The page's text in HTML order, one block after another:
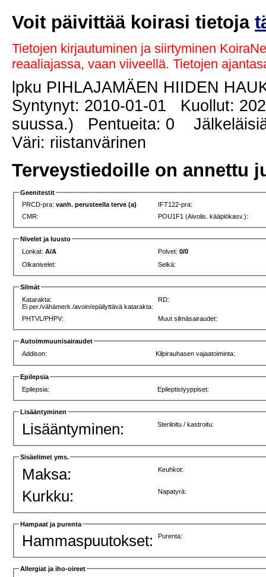
Voit päivittää koirasi tietoja
Tietojen kirjautuminen ja siirtyminen
reaaliajassa, vaan viiveellä. Tietojen
lpku PIHLAJAMÄEN HIIDEN
Syntynyt: 2010-01-01 Kuollut:
suussa.) Pentueita: 0
Väri: riistanvärinen
Terveystiedoille on annettu
Geenitestit
PRCD-pra:vanh. perusteella terve (a)
IFT122-pra:
CMR:
POU1F1 (Aivolis. kääpiökasv.):
Nivelet ja luusto
Lonkat:A/A Polvet:0/0
Olkanivelet:
Selkä:
Silmät
Katarakta:
Ei per./vähämerk./avoin/epäilyttävä katarakta:
RD:
PHTVL/PHPV: Muut silmäsairaudet:
Autoimmuunisairaudet
Addison:
Kilpirauhasen vajaatoiminta:
Epilepsia
Epilepsia:
Epileptistyyppiset:
Lisääntyminen
Lisääntyminen: Steriloitu / kastroitu:
Sisäelimet yms.
Maksa: Keuhkot:
Kurkku: Napatyrä:
Hampaat ja purenta
Hammaspuutokset: Purenta:
Allergiat ja iho-oireet